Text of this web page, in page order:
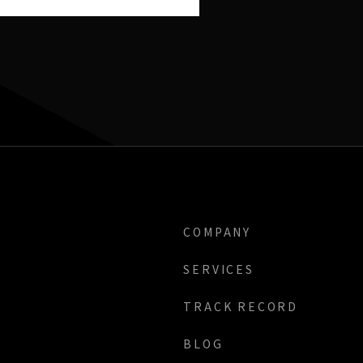
COMPANY
SERVICES
TRACK RECORD
BLOG